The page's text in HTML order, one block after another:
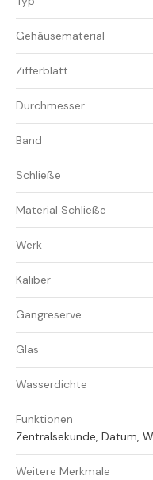
Gehäusematerial
Zifferblatt
Durchmesser
Band
Schließe
Material Schließe
Werk
Kaliber
Gangreserve
Glas
Wasserdichte
Funktionen
Zentralsekunde, Datum,
Weitere Merkmale